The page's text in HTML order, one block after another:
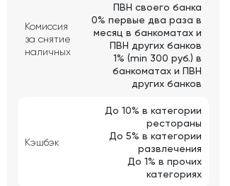
Комиссия
за снятие
наличных
ПВН своего банка
0% первые два раза в
месяц в банкоматах и
ПВН других банков
1% (min 300 руб.) в
банкоматах и ПВН
других банков
Кэшбэк
До 10% в категории
рестораны
До 5% в категории
развлечения
До 1% в прочих
категориях